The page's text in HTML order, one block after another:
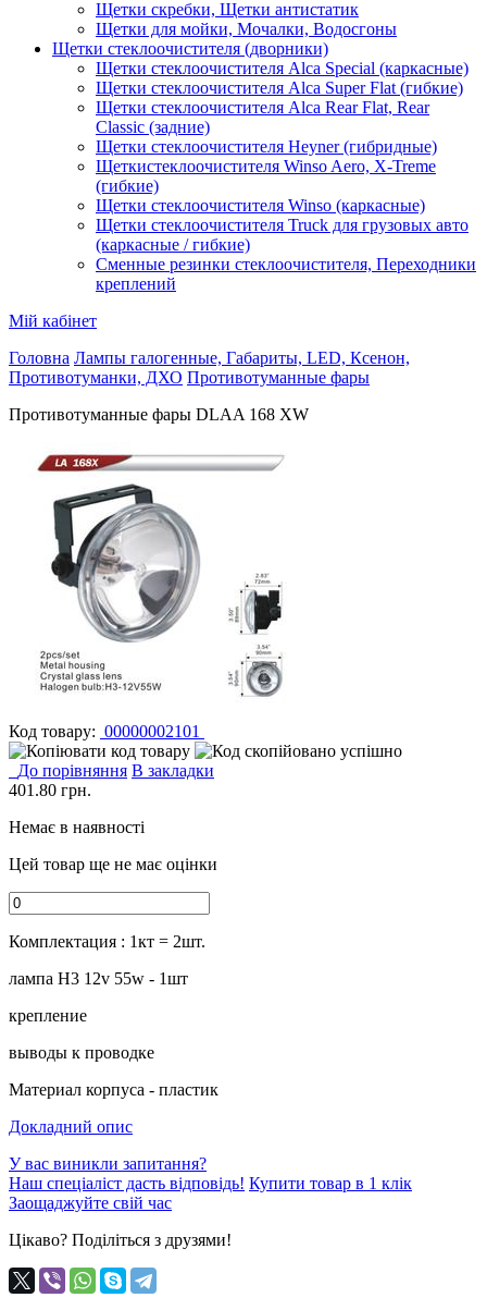
Щетки скребки, Щетки антистатик
Щетки для мойки, Мочалки, Водосгоны
Щетки стеклоочистителя (дворники)
Щетки стеклоочистителя Alca Special (каркасные)
Щетки стеклоочистителя Alca Super Flat (гибкие)
Щетки стеклоочистителя Alca Rear Flat, Rear
Classic (задние)
Щетки стеклоочистителя Heyner (гибридные)
Щеткистеклоочистителя Winso Aero, X-Treme
(гибкие)
Щетки стеклоочистителя Winso (каркасные)
Щетки стеклоочистителя Truck для грузовых авто
(каркасные / гибкие)
Сменные резинки стеклоочистителя, Переходники
креплений
Мій кабінет
Головна Лампы галогенные, Габариты, LED, Ксенон,
Противотуманки, ДХО Противотуманные фары
Противотуманные фары DLAA 168 XW
Код товару: 00000002101
До порівняння В закладки
401.80 грн.
Немає в наявності
Цей товар ще не має оцінки
Комплектация : 1кт = 2шт.
лампа Н3 12v 55w - 1шт
крепление
выводы к проводке
Материал корпуса - пластик
Докладний опис
У вас виникли запитання?
Наш спеціаліст дасть відповідь! Купити товар в 1 клік
Заощаджуйте свій час
Цікаво? Поділіться з друзями!